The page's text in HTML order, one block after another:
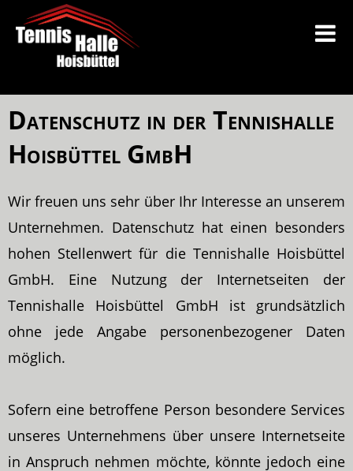
Datenschutz in der Tennishalle
Hoisbüttel GmbH
Wir freuen uns sehr über Ihr Interesse an unserem
Unternehmen. Datenschutz hat einen besonders
hohen Stellenwert für die Tennishalle Hoisbüttel
GmbH. Eine Nutzung der Internetseiten der
Tennishalle Hoisbüttel GmbH ist grundsätzlich
ohne jede Angabe personenbezogener Daten
möglich.
Sofern eine betroffene Person besondere Services
unseres Unternehmens über unsere Internetseite
in Anspruch nehmen möchte, könnte jedoch eine